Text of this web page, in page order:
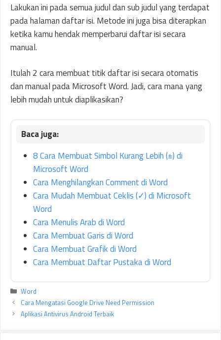
Lakukan ini pada semua judul dan sub judul yang terdapat
pada halaman daftar isi. Metode ini juga bisa diterapkan
ketika kamu hendak memperbarui daftar isi secara
manual.
Itulah 2 cara membuat titik daftar isi secara otomatis
dan manual pada Microsoft Word. Jadi, cara mana yang
lebih mudah untuk diaplikasikan?
8 Cara Membuat Simbol Kurang Lebih (±) di
Microsoft Word
Cara Menghilangkan Comment di Word
Cara Mudah Membuat Ceklis (✓) di Microsoft
Word
Cara Menulis Arab di Word
Cara Membuat Garis di Word
Cara Membuat Grafik di Word
Cara Membuat Daftar Pustaka di Word
Kategori
Word
Cara Mengatasi Google Drive Need Permission
Aplikasi Antivirus Android Terbaik